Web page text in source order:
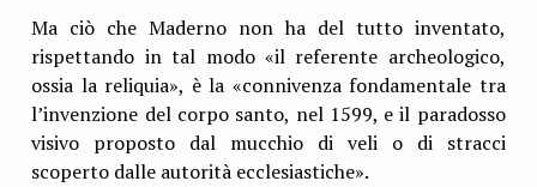
Ma ciò che Maderno non ha del tutto inventato,
rispettando in tal modo «il referente archeologico,
ossia la reliquia», è la «connivenza fondamentale tra
l’invenzione del corpo santo, nel 1599, e il paradosso
visivo proposto dal mucchio di veli o di stracci
scoperto dalle autorità ecclesiastiche».